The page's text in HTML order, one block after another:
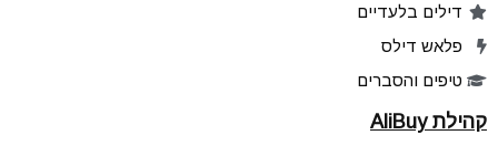
דילים בלעדיים
פלאש דילס
טיפים והסברים
קהילת AliBuy